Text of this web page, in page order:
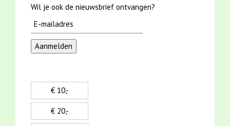
Wil je ook de nieuwsbrief ontvangen?
€ 10,-
€ 20,-